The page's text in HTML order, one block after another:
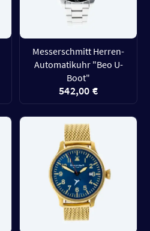
Messerschmitt Herren-
Automatikuhr "Beo U-
Boot"
542,00 €